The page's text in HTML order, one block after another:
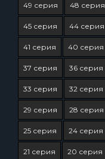
49 серия 48 серия
45 серия 44 серия
41 серия 40 серия
37 серия 36 серия
33 серия 32 серия
29 серия 28 серия
25 серия 24 серия
21 серия 20 серия